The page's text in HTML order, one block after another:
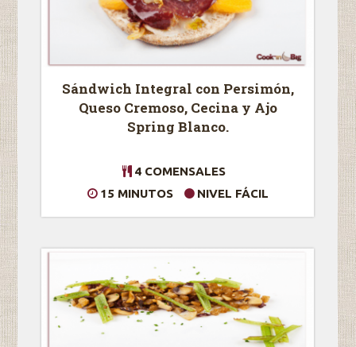
Sándwich Integral con Persimón,
Queso Cremoso, Cecina y Ajo
Spring Blanco.
4 COMENSALES
15 MINUTOS
NIVEL FÁCIL